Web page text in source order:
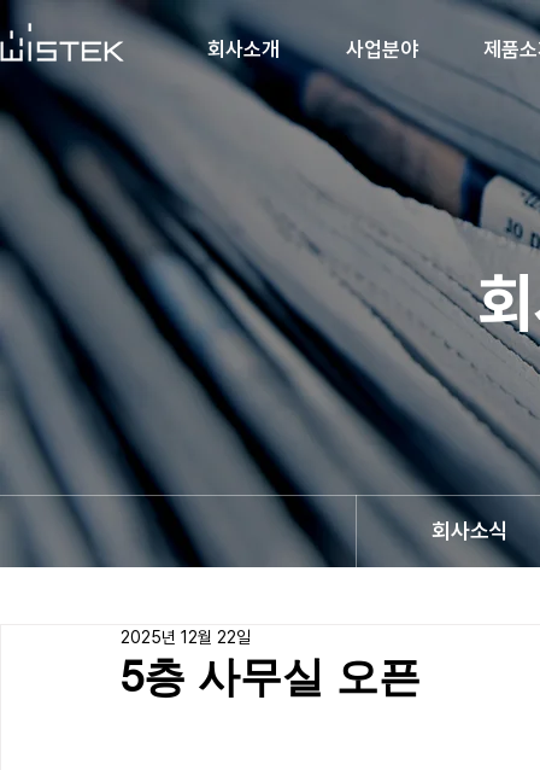
회사소개 사업분야 제품
회사소식
5층 사무실 오픈
2025년 12월 22일